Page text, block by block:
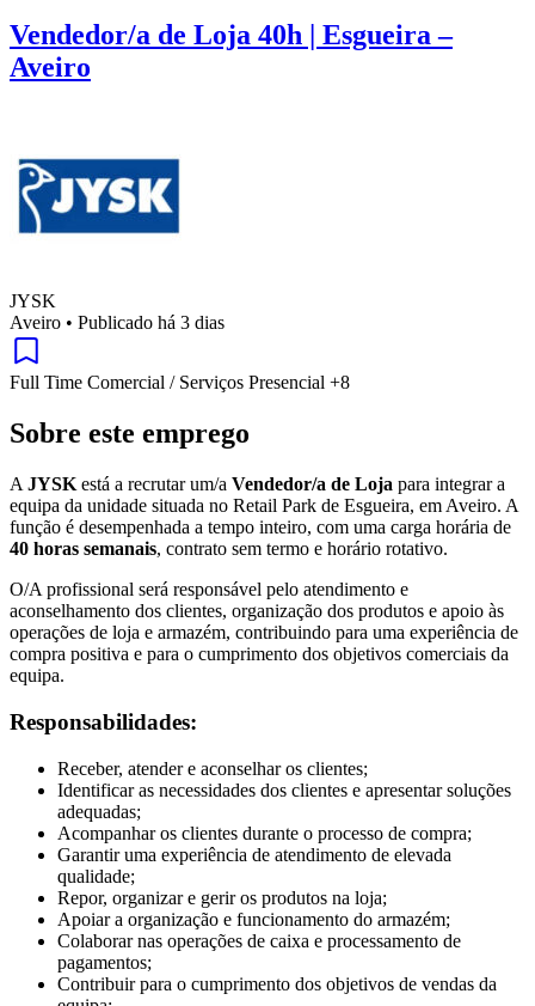
Vendedor/a de Loja 40h | Esgueira –
Aveiro
JYSK
Aveiro • Publicado há 3 dias
Full Time Comercial / Serviços Presencial +8
Sobre este emprego
A JYSK está a recrutar um/a Vendedor/a de Loja para integrar a
equipa da unidade situada no Retail Park de Esgueira, em Aveiro. A
função é desempenhada a tempo inteiro, com uma carga horária de
40 horas semanais, contrato sem termo e horário rotativo.
O/A profissional será responsável pelo atendimento e
aconselhamento dos clientes, organização dos produtos e apoio às
operações de loja e armazém, contribuindo para uma experiência de
compra positiva e para o cumprimento dos objetivos comerciais da
equipa.
Responsabilidades:
Receber, atender e aconselhar os clientes;
Identificar as necessidades dos clientes e apresentar soluções
adequadas;
Acompanhar os clientes durante o processo de compra;
Garantir uma experiência de atendimento de elevada
qualidade;
Repor, organizar e gerir os produtos na loja;
Apoiar a organização e funcionamento do armazém;
Colaborar nas operações de caixa e processamento de
pagamentos;
Contribuir para o cumprimento dos objetivos de vendas da